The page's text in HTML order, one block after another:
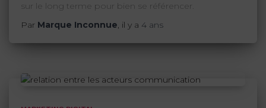
sur le long terme pour bien se référencer.
Par Marque Inconnue, il y a 4 ans